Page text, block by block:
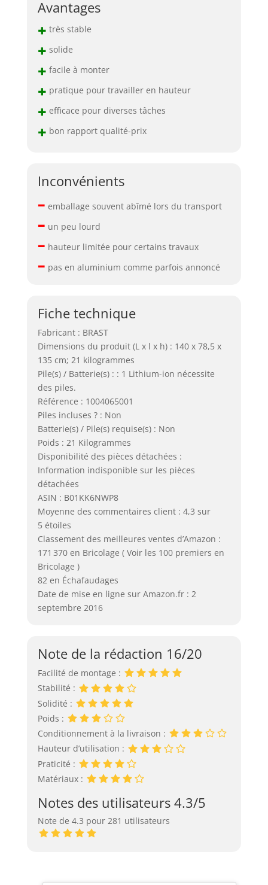
Avantages
+ très stable
+ solide
+ facile à monter
+ pratique pour travailler en hauteur
+ efficace pour diverses tâches
+ bon rapport qualité-prix
Inconvénients
– emballage souvent abîmé lors du transport
– un peu lourd
– hauteur limitée pour certains travaux
– pas en aluminium comme parfois annoncé
Fiche technique
Fabricant : BRAST
Dimensions du produit (L x l x h) : 140 x 78,5 x
135 cm; 21 kilogrammes
Pile(s) / Batterie(s) : : 1 Lithium-ion nécessite
des piles.
Référence : 1004065001
Piles incluses ? : Non
Batterie(s) / Pile(s) requise(s) : Non
Poids : 21 Kilogrammes
Disponibilité des pièces détachées :
Information indisponible sur les pièces
détachées
ASIN : B01KK6NWP8
Moyenne des commentaires client : 4,3 sur
5 étoiles
Classement des meilleures ventes d’Amazon :
171 370 en Bricolage ( Voir les 100 premiers en
Bricolage )
82 en Échafaudages
Date de mise en ligne sur Amazon.fr : 2
septembre 2016
Note de la rédaction 16/20
Facilité de montage :
Stabilité :
Solidité :
Poids :
Conditionnement à la livraison :
Hauteur d’utilisation :
Praticité :
Matériaux :
Notes des utilisateurs 4.3/5
Note de 4.3 pour 281 utilisateurs